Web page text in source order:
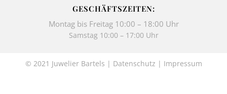
GESCHÄFTSZEITEN:
Montag bis Freitag 10:00 – 18:00 Uhr
Samstag 10:00 – 17:00 Uhr
© 2021 Juwelier Bartels | Datenschutz | Impressum